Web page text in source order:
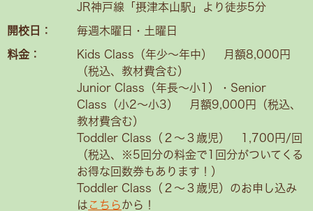
JR神戸線「摂津本山駅」より徒歩5分
開校日： 毎週木曜日・土曜日
料金：
Kids Class（年少〜年中） 月額8,000円
（税込、教材費含む）
Junior Class（年長～小1）・Senior
Class（小2〜小3） 月額9,000円（税込、
教材費含む）
Toddler Class（２〜３歳児） 1,700円/回
（税込、※5回分の料金で1回分がついてくる
お得な回数券もあります！）
Toddler Class（２〜３歳児）のお申し込み
は こちらから！